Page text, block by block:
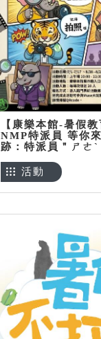
【康樂本館-暑假教
NMP特派員 等你
跡：特派員＂ㄕㄜˋ
活動